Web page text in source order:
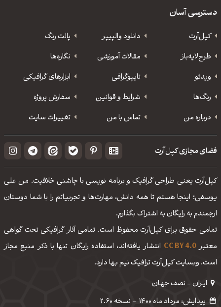
دسترسی آسان
کپل‌آرت دانلود‌ والپیپر
پالت رنگ
طرح‌لایه‌باز
مقالات آموزشی
نگاره‌ها
ویدئو
‌تایپوگرافی
ابزارهای گرافیکی
رنگ‌ها
شرایط و قوانین
سفارش پروژه
درباره من
تماس با من تغییرات سایت
فضای مجازی کپل‌آرت
کپل‌آرت یعنی طراحی گرافیک و برنامه نویسی با چاشنی خلاقیت. من علی
یوسفی؛ اینجا هستم تا همه دانش، مهارت‌‌ها و تجربیاتم را با شما دوستان
ارجمندم به رایگان به اشتراک بگذارم.
تمامی حقوق برای کپل‌آرت محفوظ است. تمامی آثار گرافیکی تحت گواهی
معتبرCC BY 4.0 انتشار یافته‌اند، استفاده رایگان تنها با ذکر منبع مجاز
است. وبسایت کپل‌آرت ترافیک نیم بها دارد.
ایـران - نصف جهـان
پیدایش: مرداد ماه 1400
- نسخه 2.60